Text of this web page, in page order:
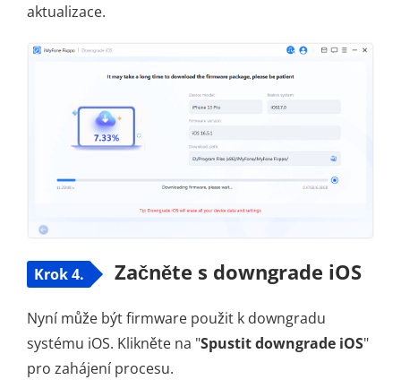
aktualizace.
Krok 4. Začněte s downgrade iOS
Nyní může být firmware použit k downgradu
systému iOS. Klikněte na "Spustit downgrade iOS"
pro zahájení procesu.